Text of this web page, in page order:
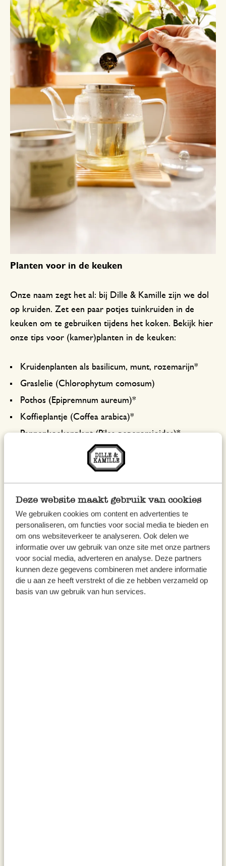
Deze website maakt gebruik van cookies
We gebruiken cookies om content en advertenties te
personaliseren, om functies voor social media te bieden en
om ons websiteverkeer te analyseren. Ook delen we
informatie over uw gebruik van onze site met onze partners
voor social media, adverteren en analyse. Deze partners
kunnen deze gegevens combineren met andere informatie
die u aan ze heeft verstrekt of die ze hebben verzameld op
basis van uw gebruik van hun services.
Planten voor in de keuken
Onze naam zegt het al: bij Dille & Kamille zijn we dol
op kruiden. Zet een paar potjes tuinkruiden in de
keuken om te gebruiken tijdens het koken. Bekijk hier
onze tips voor (kamer)planten in de keuken:
Kruidenplanten als basilicum, munt, rozemarijn*
Graslelie (Chlorophytum comosum)
Pothos (Epipremnum aureum)*
Koffieplantje (Coffea arabica)*
Pannenkoekenplant (Pilea peperomioides)*
Hedera helix (Klimop)
Scindapsussen*
Chamaedorea elegans*
Vioolbladplant (Ficus lyrata)
Veel huizen en vooral appartementen hebben geen
aparte keuken meer, maar een woonkeuken. Dat biedt
extra veel mogelijkheden voor een mooie mix van
groen in huis!